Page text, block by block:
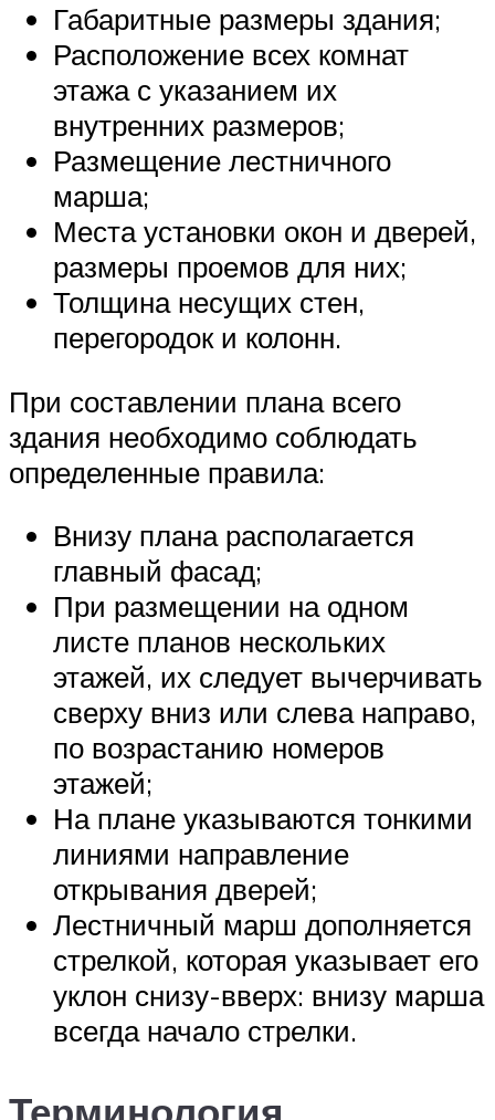
Габаритные размеры здания;
Расположение всех комнат
этажа с указанием их
внутренних размеров;
Размещение лестничного
марша;
Места установки окон и дверей,
размеры проемов для них;
Толщина несущих стен,
перегородок и колонн.
При составлении плана всего
здания необходимо соблюдать
определенные правила:
Внизу плана располагается
главный фасад;
При размещении на одном
листе планов нескольких
этажей, их следует вычерчивать
сверху вниз или слева направо,
по возрастанию номеров
этажей;
На плане указываются тонкими
линиями направление
открывания дверей;
Лестничный марш дополняется
стрелкой, которая указывает его
уклон снизу-вверх: внизу марша
всегда начало стрелки.